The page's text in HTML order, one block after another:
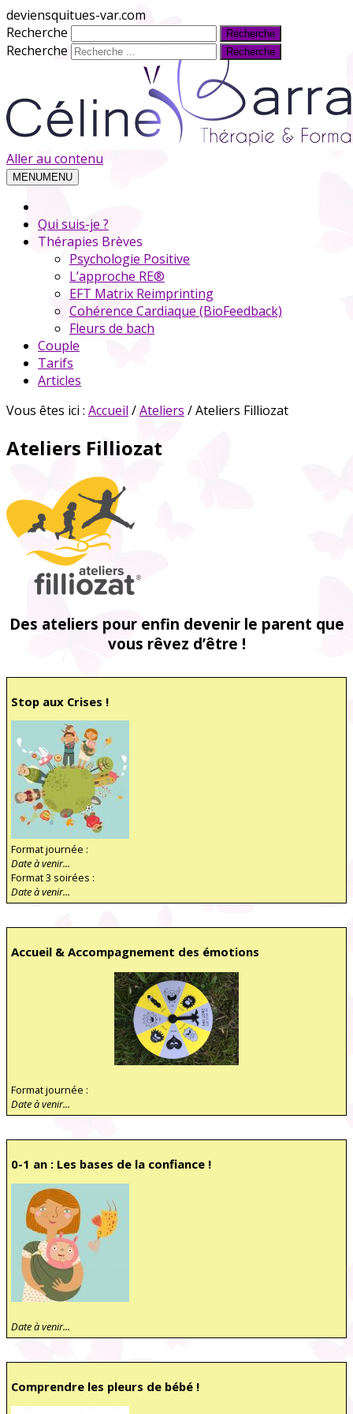
deviensquitues-var.com
Recherche
Recherche
Aller au contenu
MENUMENU
Qui suis-je ?
Thérapies Brèves
Psychologie Positive
L’approche RE®
EFT Matrix Reimprinting
Cohérence Cardiaque (BioFeedback)
Fleurs de bach
Couple
Tarifs
Articles
Vous êtes ici : Accueil /Ateliers / Ateliers Filliozat
Ateliers Filliozat
Des ateliers pour enfin devenir le parent que
vous rêvez d’être !
Stop aux Crises !
Format journée :
Date à venir...
Format 3 soirées :
Date à venir...
Accueil & Accompagnement des émotions
Format journée :
Date à venir...
0-1 an : Les bases de la confiance !
Date à venir...
Comprendre les pleurs de bébé !